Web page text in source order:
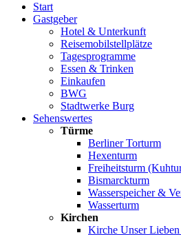
Start
Gastgeber
Hotel & Unterkunft
Reisemobilstellplätze
Tagesprogramme
Essen & Trinken
Einkaufen
BWG
Stadtwerke Burg
Sehenswertes
Türme
Berliner Torturm
Hexenturm
Freiheitsturm
Bismarckturm
Wasserspeicher &
Wasserturm
Kirchen
Kirche Unser Lieben